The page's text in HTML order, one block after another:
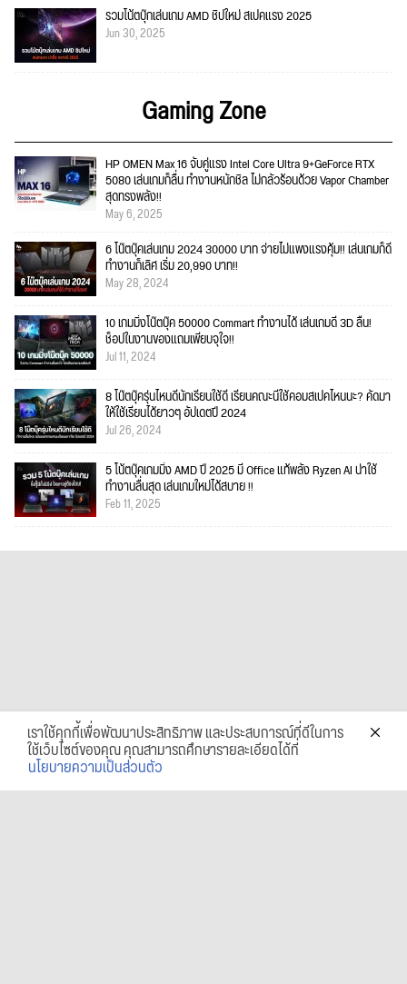
รวมโน้ตบุ๊กเล่นเกม AMD ชิปใหม่ สเปคแรง 2025
Jun 30, 2025
Gaming Zone
HP OMEN Max 16 จับคู่แรง Intel Core Ultra 9+GeForce RTX
5080 เล่นเกมก็ลื่น ทำงานหนักชิล ไม่กลัวร้อนด้วย Vapor Chamber
สุดทรงพลัง!!
May 6, 2025
6 โน๊ตบุ๊คเล่นเกม 2024 30000 บาท จ่ายไม่แพงแรงคุ้ม!! เล่นเกมก็ดี
ทำงานก็เลิศ เริ่ม 20,990 บาท!!
May 28, 2024
10 เกมมิ่งโน๊ตบุ๊ค 50000 Commart ทำงานได้ เล่นเกมดี 3D ลื่น!
ช็อปในงานของแถมเพียบจุใจ!!
Jul 11, 2024
8 โน๊ตบุ๊ครุ่นไหนดีนักเรียนใช้ดี เรียนคณะนี้ใช้คอมสเปคไหนนะ? คัดมา
ให้ใช้เรียนได้ยาวๆ อัปเดตปี 2024
Jul 26, 2024
5 โน้ตบุ๊คเกมมิ่ง AMD ปี 2025 มี Office แท้พลัง Ryzen AI น่าใช้
ทำงานลื่นสุด เล่นเกมใหม่ได้สบาย !!
Feb 11, 2025
เราใช้คุกกี้เพื่อพัฒนาประสิทธิภาพ และประสบการณ์ที่ดีในการ
ใช้เว็บไซต์ของคุณ คุณสามารถศึกษารายละเอียดได้ที่
นโยบายความเป็นส่วนตัว